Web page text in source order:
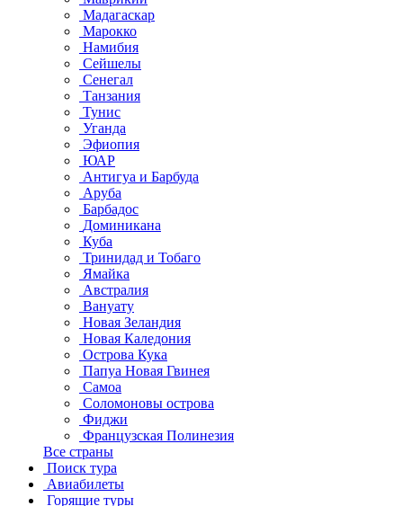
Мадагаскар
Марокко
Намибия
Сейшелы
Сенегал
Танзания
Тунис
Уганда
Эфиопия
ЮАР
Антигуа и Барбуда
Аруба
Барбадос
Доминикана
Куба
Тринидад и Тобаго
Ямайка
Австралия
Вануату
Новая Зеландия
Новая Каледония
Острова Кука
Папуа Новая Гвинея
Самоа
Соломоновы острова
Фиджи
Французская Полинезия
Все страны
Поиск тура
Авиабилеты
Горящие туры